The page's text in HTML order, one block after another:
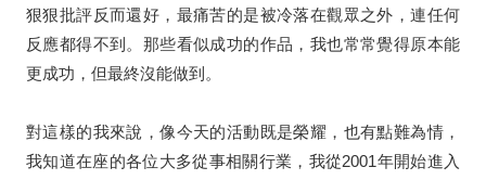
狠狠批評反而還好，最痛苦的是被冷落在觀眾之外，連任何
反應都得不到。那些看似成功的作品，我也常常覺得原本能
更成功，但最終沒能做到。
對這樣的我來說，像今天的活動既是榮耀，也有點難為情，
我知道在座的各位大多從事相關行業，我從2001年開始進入